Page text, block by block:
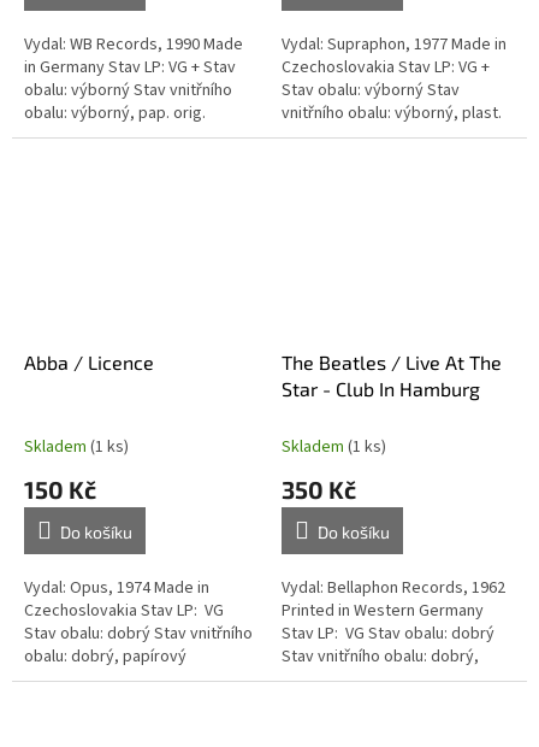
Vydal: WB Records, 1990 Made
in Germany Stav LP: VG + Stav
obalu: výborný Stav vnitřního
obalu: výborný, pap. orig.
Vydal: Supraphon, 1977 Made in
Czechoslovakia Stav LP: VG +
Stav obalu: výborný Stav
vnitřního obalu: výborný, plast.
Abba / Licence
Skladem (1 ks)
150 Kč
Do košíku
Vydal: Opus, 1974 Made in
Czechoslovakia Stav LP: VG
Stav obalu: dobrý Stav vnitřního
obalu: dobrý, papírový
The Beatles / Live At The
Star - Club In Hamburg
Skladem (1 ks)
350 Kč
Do košíku
Vydal: Bellaphon Records, 1962
Printed in Western Germany
Stav LP: VG Stav obalu: dobrý
Stav vnitřního obalu: dobrý,
papírový